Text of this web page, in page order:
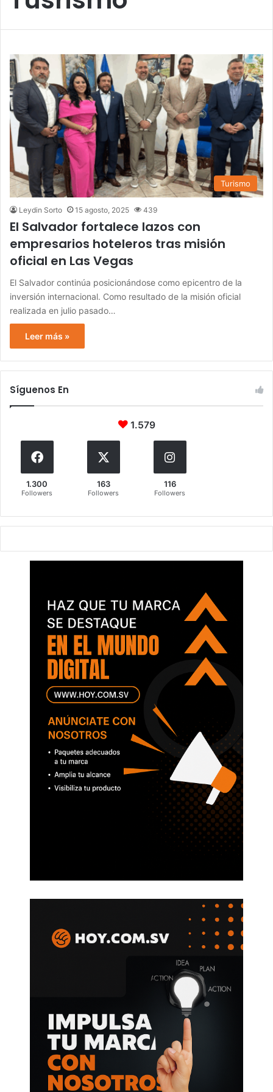
Turismo
Leydin Sorto 15 agosto, 2025 439
El Salvador fortalece lazos con
empresarios hoteleros tras misión
oficial en Las Vegas
El Salvador continúa posicionándose como epicentro de la
inversión internacional. Como resultado de la misión oficial
realizada en julio pasado…
Leer más »
Síguenos En
1.579
1.300
Followers
163
Followers
116
Followers